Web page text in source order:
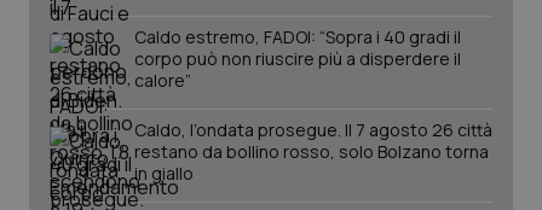
Caldo estremo, FADOI: “Sopra i 40 gradi il
corpo può non riuscire più a disperdere il
calore”
Caldo, l’ondata prosegue. Il 7 agosto 26 città
restano da bollino rosso, solo Bolzano torna
in giallo
tracking-sites-ironfish-
session-id
www.quotidianosanita.it
_ga